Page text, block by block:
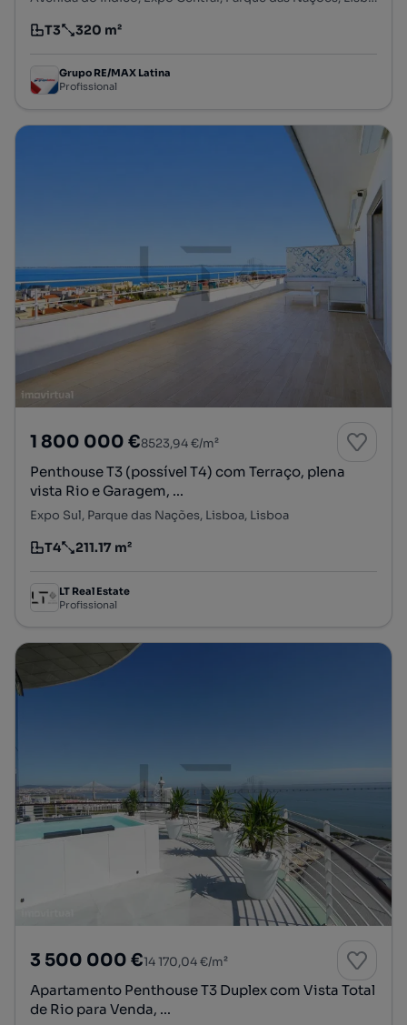
Tipologia
T3
Preço por metro quadrado
320 m²
Grupo RE/MAX Latina
Profissional
1 800 000 €8523,94 €/m²
Penthouse T3 (possível T4) com Terraço, plena
vista Rio e Garagem, ...
Expo Sul, Parque das Nações, Lisboa, Lisboa
Tipologia
T4
Preço por metro quadrado
211.17 m²
LT Real Estate
Profissional
3 500 000 €14 170,04 €/m²
Apartamento Penthouse T3 Duplex com Vista Total
de Rio para Venda, ...